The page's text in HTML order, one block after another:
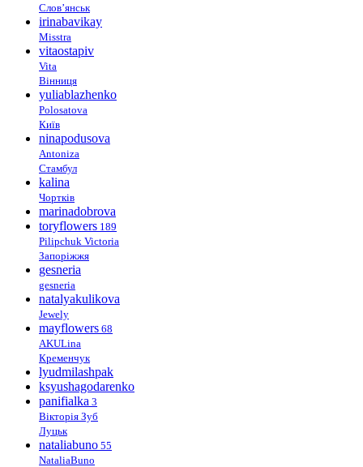
Слов’янськ
irinabavikay
Misstra
vitaostapiv
Vita
Вінниця
yuliablazhenko
Polosatova
Київ
ninapodusova
Antoniza
Стамбул
kalina
Чортків
marinadobrova
toryflowers 189
Pilipchuk Victoria
Запоріжжя
gesneria
gesneria
natalyakulikova
Jewely
mayflowers 68
AKULina
Кременчук
lyudmilashpak
ksyushagodarenko
panifialka 3
Вікторія Зуб
Луцьк
nataliabuno 55
NataliaBuno